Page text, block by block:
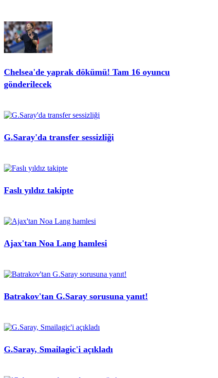
Chelsea'de yaprak dökümü! Tam 16 oyuncu
gönderilecek
G.Saray'da transfer sessizliği
Faslı yıldız takipte
Ajax'tan Noa Lang hamlesi
Batrakov'tan G.Saray sorusuna yanıt!
G.Saray, Smailagic'i açıkladı